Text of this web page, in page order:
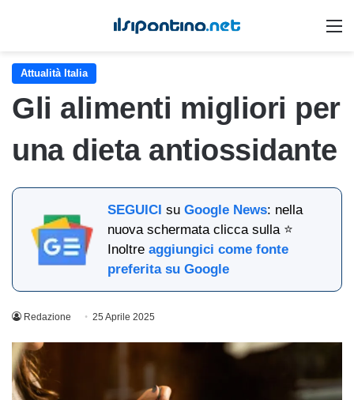
Attualità Italia
Gli alimenti migliori per
una dieta antiossidante
SEGUICI suGoogle News: nella
nuova schermata clicca sulla ⭐
Inoltreaggiungici come fonte
preferita su Google
Redazione 25 Aprile 2025